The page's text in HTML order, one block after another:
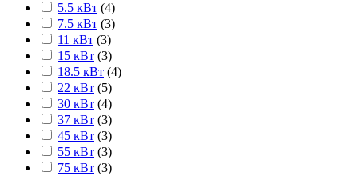
5.5 кВт (4)
7.5 кВт (3)
11 кВт (3)
15 кВт (3)
18.5 кВт (4)
22 кВт (5)
30 кВт (4)
37 кВт (3)
45 кВт (3)
55 кВт (3)
75 кВт (3)